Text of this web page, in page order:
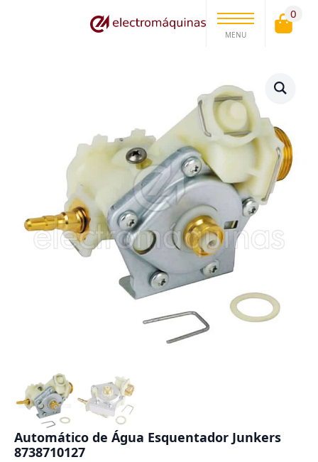
MENU
0
Automático de Água Esquentador Junkers
8738710127